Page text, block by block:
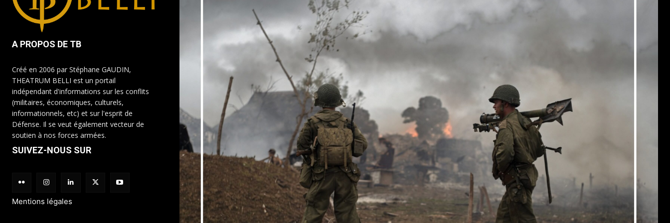
A PROPOS DE TB
Créé en 2006 par Stéphane GAUDIN,
THEATRUM BELLI est un portail
indépendant d'informations sur les conflits
(militaires, économiques, culturels,
informationnels, etc) et sur l'esprit de
Défense. Il se veut également vecteur de
soutien à nos forces armées.
SUIVEZ-NOUS SUR
Mentions légales